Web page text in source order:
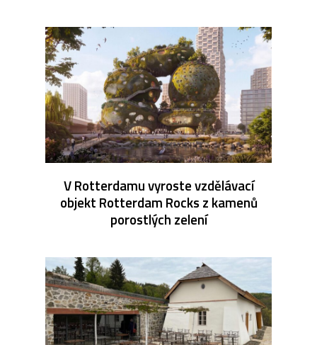
V Rotterdamu vyroste vzdělávací
objekt Rotterdam Rocks z kamenů
porostlých zelení